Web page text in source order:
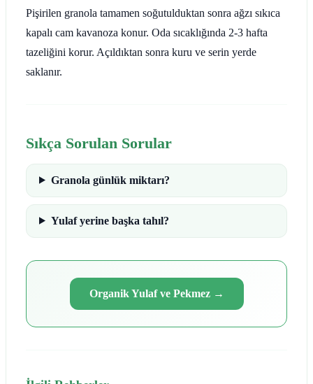
Pişirilen granola tamamen soğutulduktan sonra ağzı sıkıca
kapalı cam kavanoza konur. Oda sıcaklığında 2-3 hafta
tazeliğini korur. Açıldıktan sonra kuru ve serin yerde
saklanır.
Sıkça Sorulan Sorular
Granola günlük miktarı?
Yulaf yerine başka tahıl?
Organik Yulaf ve Pekmez→